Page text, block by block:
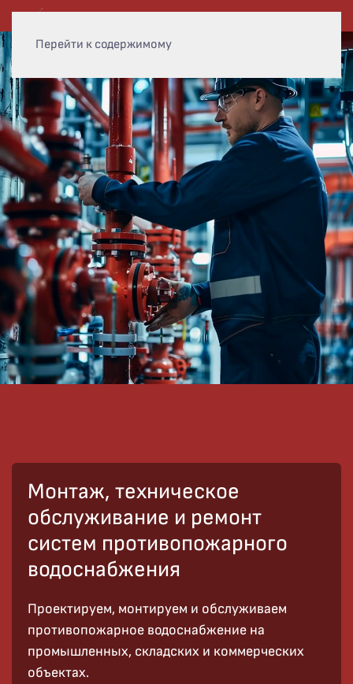
Перейти к содержимому
Монтаж, техническое
обслуживание и ремонт
систем противопожарного
водоснабжения
Проектируем, монтируем и обслуживаем
противопожарное водоснабжение на
промышленных, складских и коммерческих
объектах.